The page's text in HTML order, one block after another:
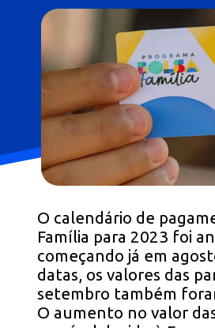
O calendário de
Família para 2023 foi
começando já em
datas, os valores das
setembro também
O aumento no valor